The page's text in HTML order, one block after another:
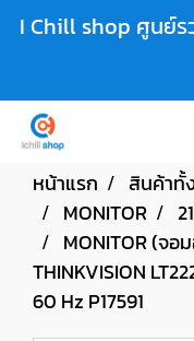
I Chill shop ศูนย์
หน้าแรก สินค้าทั้
MONITOR
MONITOR (จอ
THINKVISION
60 Hz P17591